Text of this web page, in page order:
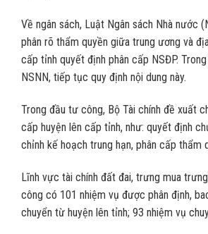
Về ngân sách, Luật Ngân sách Nhà nước
phân rõ thẩm quyền giữa trung ương và
cấp tỉnh quyết định phân cấp NSĐP.
NSNN, tiếp tục quy định nội dung này.
Trong đầu tư công, Bộ Tài chính đề xuất
cấp huyện lên cấp tỉnh, như: quyết định
chỉnh kế hoạch trung hạn, phân cấp thẩm
Lĩnh vực tài chính đất đai, trưng mua
công có 101 nhiệm vụ được phân định,
chuyển từ huyện lên tỉnh; 93 nhiệm vụ